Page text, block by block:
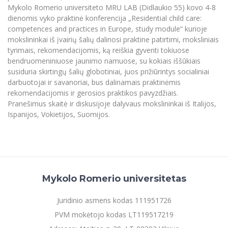
Universiteto teatras
MRU pop vokalinis ansamblis (vadovas Artūras
Novikas)
MRU merginų choras
Neformaliuoju ir (ar) savišvietos būdu įgytų
kompetencijų vertinimas ir pripažinimas
Studijų organizavimas
Erasmus+ mobilumas praktikoms (SMP)
Kitos galimybės
Partnerystės
Azijos centras
Vilniaus Karaliaus Sedžiongo institutas
Frankofoniškų šalių studijų centras
Emocinė gerovė
Mokslo laboratorijos
Žmogaus, aplinkos ir technologijų (HET)
Doktorantūra
Projektai
Akademinė leidyba
Mokymų LAB
Veiklos dokumentai
Akademinė etika
Darbas MRU
Universiteto simbolika
Atributika
Naujienos
Studentams
Darbuotojams
Darbuotojams
Partnerystės
Privatumo politika
Negalia ir individualieji poreikiai
Sūduvos akademija
Tinklalaidės
Bakalauro studijos
Magistrantūros studijos
Vadovų MBA
Švietimo ir kultūros vadovų MPA
Teisės LL.M.
Papildomosios studijos
Pedagogų rengimas
Informacija naujiems darbuotojams
Mykolo Romerio universiteto MRU LAB (Didlaukio 55) kovo 4-8
dienomis vyko praktinė konferencija „Residential child care:
competences and practices in Europe, study module“ kurioje
mokslininkai iš įvairių šalių dalinosi praktine patirtimi, moksliniais
tyrimais, rekomendacijomis, ką reiškia gyventi tokiuose
bendruomeniniuose jaunimo namuose, su kokiais iššūkiais
susiduria skirtingų šalių globotiniai, juos prižiūrintys socialiniai
darbuotojai ir savanoriai, bus dalinamais praktinėmis
rekomendacijomis ir gerosios praktikos pavyzdžiais.
Pranešimus skaitė ir diskusijoje dalyvaus mokslininkai iš Italijos,
Ispanijos, Vokietijos, Suomijos.
Mykolo Romerio universitetas
Juridinio asmens kodas 111951726
PVM mokėtojo kodas LT119517219